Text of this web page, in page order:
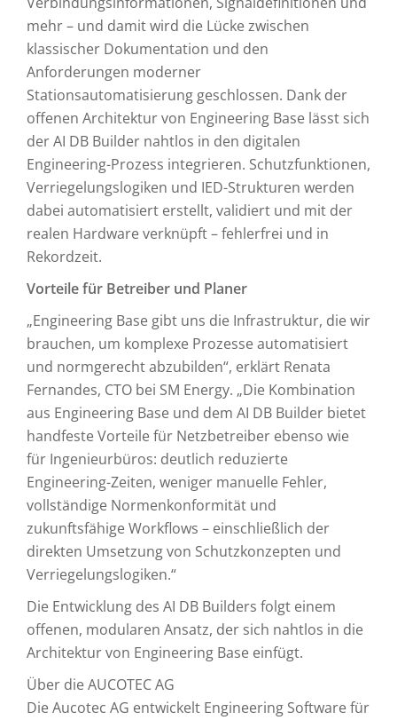
mehr – und damit wird die Lücke zwischen
klassischer Dokumentation und den
Anforderungen moderner
Stationsautomatisierung geschlossen. Dank der
offenen Architektur von Engineering Base lässt sich
der AI DB Builder nahtlos in den digitalen
Engineering-Prozess integrieren. Schutzfunktionen,
Verriegelungslogiken und IED-Strukturen werden
dabei automatisiert erstellt, validiert und mit der
realen Hardware verknüpft – fehlerfrei und in
Rekordzeit.
Vorteile für Betreiber und Planer
„Engineering Base gibt uns die Infrastruktur, die wir
brauchen, um komplexe Prozesse automatisiert
und normgerecht abzubilden“, erklärt Renata
Fernandes, CTO bei SM Energy. „Die Kombination
aus Engineering Base und dem AI DB Builder bietet
handfeste Vorteile für Netzbetreiber ebenso wie
für Ingenieurbüros: deutlich reduzierte
Engineering-Zeiten, weniger manuelle Fehler,
vollständige Normenkonformität und
zukunftsfähige Workflows – einschließlich der
direkten Umsetzung von Schutzkonzepten und
Verriegelungslogiken.“
Die Entwicklung des AI DB Builders folgt einem
offenen, modularen Ansatz, der sich nahtlos in die
Architektur von Engineering Base einfügt.
Über die AUCOTEC AG
Die Aucotec AG entwickelt Engineering Software für